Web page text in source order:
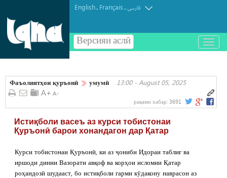
English. Français.فارسی
Версияи аслӣ
باز
و
کردن
Фаъолиятҳои қуръонӣ умумӣ 13:00 - August 05, 2025
рақами хабар: 3691
Истиқболи васеъ аз курси тобистонаи
Қуръонӣ барои хонандагон дар Қатар
Курси тобистонаи Қуръонӣ, ки аз ҷониби Идораи таблиғ ва
иршоди динии Вазорати авқоф ва корҳои исломии Қатар
роҳандозӣ шудааст, бо истиқболи гарми кӯдакону наврасон аз